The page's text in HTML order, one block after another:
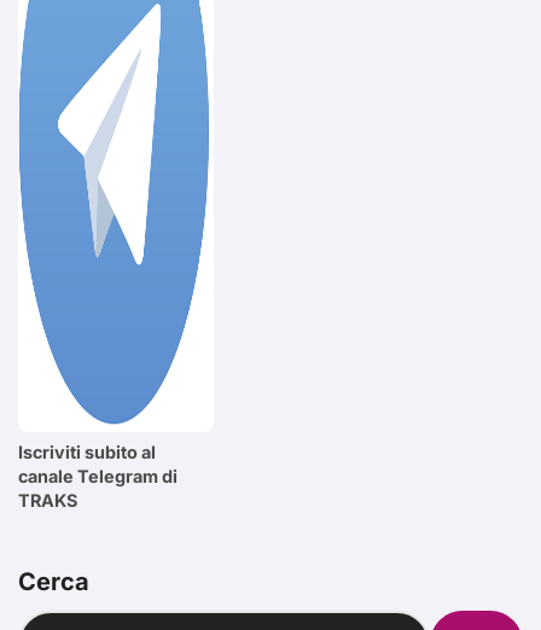
Iscriviti subito al
canale Telegram di
TRAKS
Cerca